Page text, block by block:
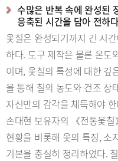
수많은 반복 속에 완성된
응축된 시간을 담아 전하
옻칠은 완성되기까지 긴 시
하다. 도구 제작은 물론 온도
이며, 옻칠의 특성에 대한 깊
을 통해 칠의 농도와 건조 상
자신만의 감각을 체득해야
손대현 보유자의 《전통옻
현황을 비롯해 옻의 특징, 소
기본을 충실히 정리하였다.